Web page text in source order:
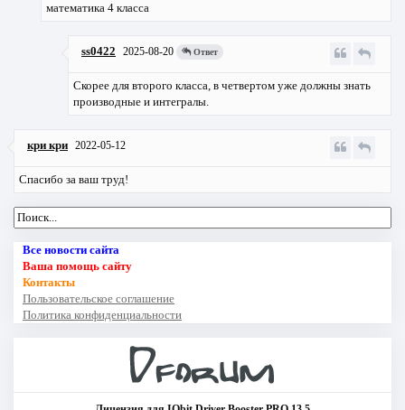
математика 4 класса
ss0422 2025-08-20 Ответ
Скорее для второго класса, в четвертом уже должны знать
производные и интегралы.
кри кри 2022-05-12
Спасибо за ваш труд!
Все новости сайта
Ваша помощь сайту
Контакты
Пользовательское соглашение
Политика конфиденциальности